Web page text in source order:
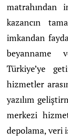
matrahından
kazancın
imkandan
beyanname
Türkiye’ye
hizmetler
yazılım
merkezi
depolama, veri